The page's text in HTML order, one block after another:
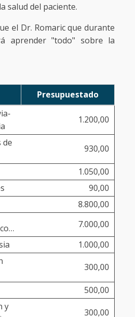
salud del paciente.
el Dr. Romaric que durante
aprender "todo" sobre la
Presupuestado
1.200,00
de
930,00
1.050,00
90,00
8.800,00
7.000,00
1.000,00
300,00
500,00
y
300,00